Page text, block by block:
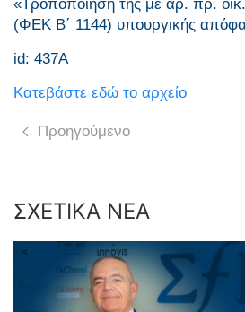
«Τροποποίηση της με αρ. πρ.
(ΦΕΚ Β΄ 1144) υπουργικής
id: 437A
Κατεβάστε εδώ το αρχείο
Προηγούμενο
ΣΧΕΤΙΚΑ ΝΕΑ